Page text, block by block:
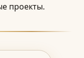
проекты.